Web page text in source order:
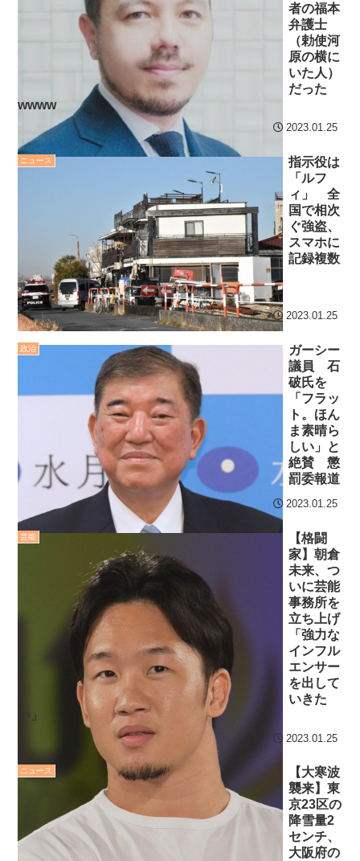
者の福本
弁護士
（勅使河
原の横に
いた人）
だった
wwww
2023.01.25
ニュース
指示役は
「ルフ
ィ」 全
国で相次
ぐ強盗、
スマホに
記録複数
2023.01.25
政治
ガーシー
議員 石
破氏を
「フラッ
ト。ほん
ま素晴ら
しい」と
絶賛 懲
罰委報道
2023.01.25
芸能
【格闘
家】朝倉
未来、つ
いに芸能
事務所を
立ち上げ
「強力な
インフル
エンサー
を出して
いきた
い」
2023.01.25
ニュース
【大寒波
襲来】東
京23区の
降雪量2
センチ、
大阪府の